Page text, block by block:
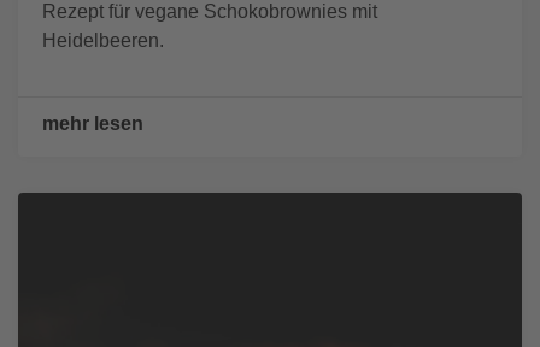
Rezept für vegane Schokobrownies mit
Heidelbeeren.
mehr lesen